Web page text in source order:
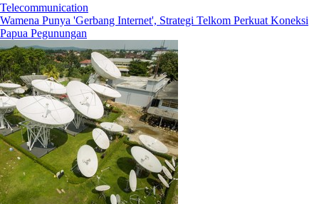
Telecommunication
Wamena Punya 'Gerbang Internet', Strategi Telkom Perkuat Koneksi
Papua Pegunungan